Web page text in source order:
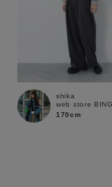
こ
shika
web store
170cm